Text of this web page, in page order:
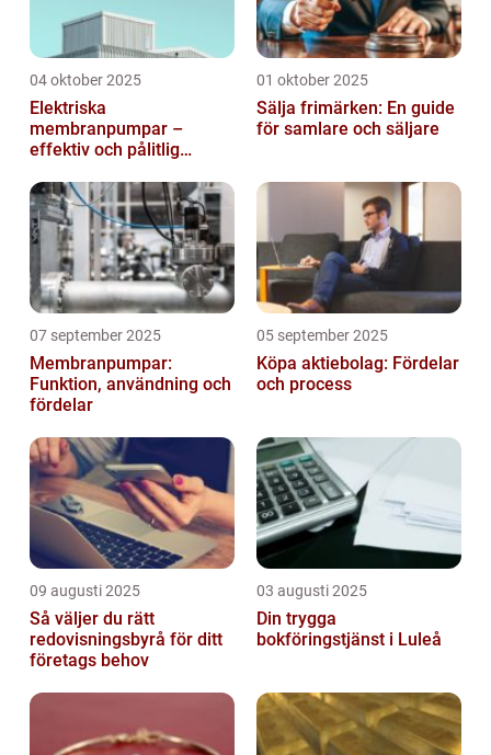
04 oktober 2025
Elektriska
membranpumpar –
effektiv och pålitlig
01 oktober 2025
Sälja frimärken: En guide
för samlare och säljare
07 september 2025
Membranpumpar:
Funktion, användning och
fördelar
05 september 2025
Köpa aktiebolag: Fördelar
och process
09 augusti 2025
Så väljer du rätt
redovisningsbyrå för ditt
företags behov
03 augusti 2025
Din trygga
bokföringstjänst i Luleå